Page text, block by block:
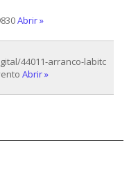
Abrir »
44011-arranco-labitc
Abrir »